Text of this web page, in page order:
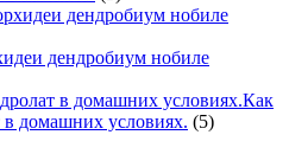
дендробиум нобиле
Как
в домашних условиях. (5)